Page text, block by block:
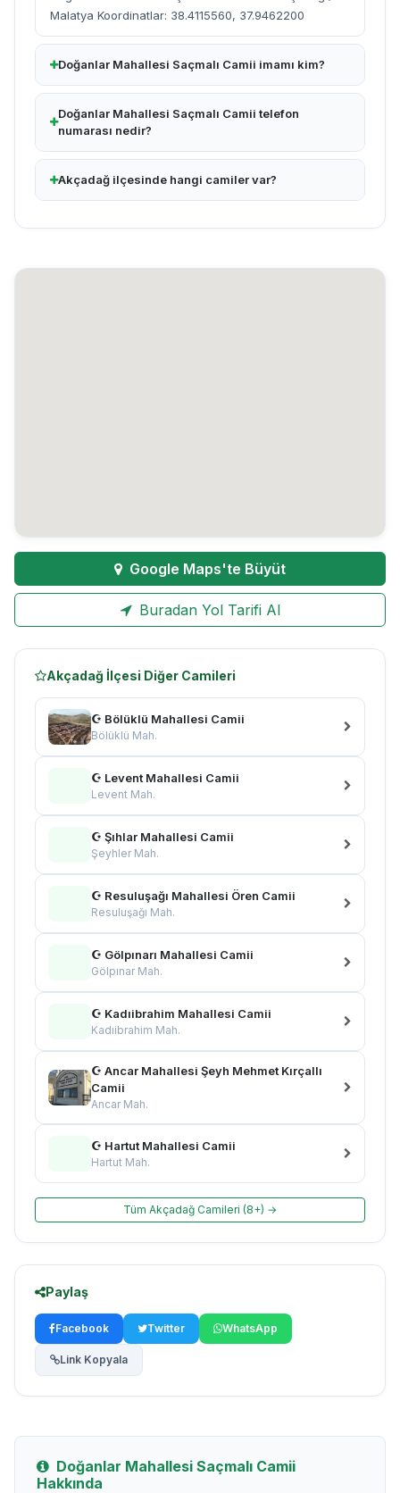
Malatya Koordinatlar: 38.4115560, 37.9462200
Doğanlar Mahallesi Saçmalı Camii imamı kim?
Doğanlar Mahallesi Saçmalı Camii telefon
numarası nedir?
Akçadağ ilçesinde hangi camiler var?
Google Maps'te Büyüt
Buradan Yol Tarifi Al
Akçadağ İlçesi Diğer Camileri
☪ Bölüklü Mahallesi Camii
Bölüklü Mah.
☪ Levent Mahallesi Camii
Levent Mah.
☪ Şıhlar Mahallesi Camii
Şeyhler Mah.
☪ Resuluşağı Mahallesi Ören Camii
Resuluşağı Mah.
☪ Gölpınarı Mahallesi Camii
Gölpınar Mah.
☪ Kadıibrahim Mahallesi Camii
Kadıibrahim Mah.
☪ Ancar Mahallesi Şeyh Mehmet Kırçallı
Camii
Ancar Mah.
☪ Hartut Mahallesi Camii
Hartut Mah.
Tüm Akçadağ Camileri (8+) →
Paylaş
Facebook Twitter WhatsApp
Link Kopyala
Doğanlar Mahallesi Saçmalı Camii
Hakkında